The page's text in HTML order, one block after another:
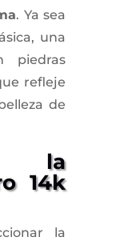
. Ya sea
una
piedras
refleje
de
la
14k
la